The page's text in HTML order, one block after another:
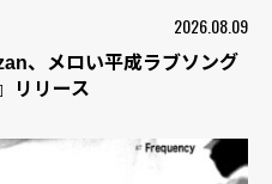
2026.08.09
、メロい平成ラブソング
リリース